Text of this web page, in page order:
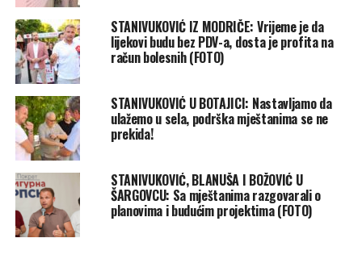
STANIVUKOVIĆ IZ MODRIČE: Vrijeme je da
lijekovi budu bez PDV-a, dosta je profita na
račun bolesnih (FOTO)
STANIVUKOVIĆ U BOTAJICI: Nastavljamo da
ulažemo u sela, podrška mještanima se ne
prekida!
STANIVUKOVIĆ, BLANUŠA I BOŽOVIĆ U
ŠARGOVCU: Sa mještanima razgovarali o
planovima i budućim projektima (FOTO)